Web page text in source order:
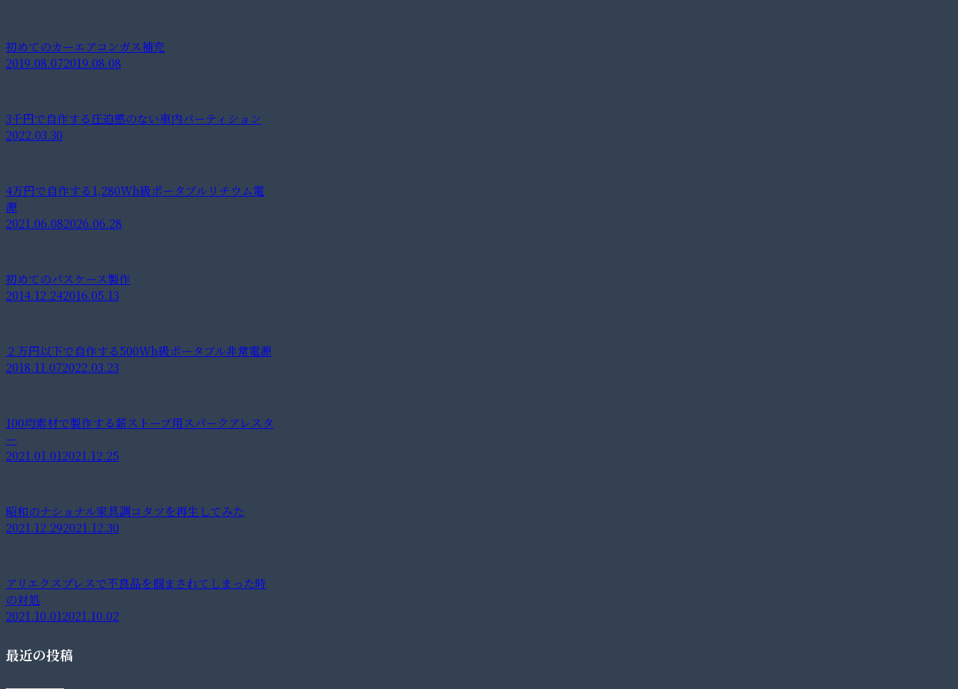
初めてのカーエアコンガス補充
2019.08.072019.08.08
3千円で自作する圧迫感のない車内パーティション
2022.03.30
4万円で自作する1,280Wh級ポータブルリチウム電
源
2021.06.082026.06.28
初めてのパスケース製作
2014.12.242016.05.13
２万円以下で自作する500Wh級ポータブル非常電源
2018.11.072022.03.23
100均素材で製作する薪ストーブ用スパークアレスタ
ー
2021.01.012021.12.25
昭和のナショナル家具調コタツを再生してみた
2021.12.292021.12.30
アリエクスプレスで不良品を掴まされてしまった時
の対処
2021.10.012021.10.02
最近の投稿